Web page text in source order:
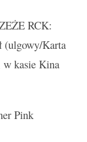
RCK:
(ulgowy/Karta
w kasie Kina
Pink